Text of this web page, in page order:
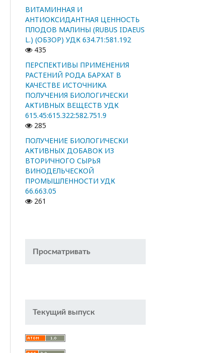
ВИТАМИННАЯ И
АНТИОКСИДАНТНАЯ ЦЕННОСТЬ
ПЛОДОВ МАЛИНЫ (RUBUS IDAEUS
L.) (ОБЗОР) УДК 634.71:581.192
435
ПЕРСПЕКТИВЫ ПРИМЕНЕНИЯ
РАСТЕНИЙ РОДА БАРХАТ В
КАЧЕСТВЕ ИСТОЧНИКА
ПОЛУЧЕНИЯ БИОЛОГИЧЕСКИ
АКТИВНЫХ ВЕЩЕСТВ УДК
615.45:615.322:582.751.9
285
ПОЛУЧЕНИЕ БИОЛОГИЧЕСКИ
АКТИВНЫХ ДОБАВОК ИЗ
ВТОРИЧНОГО СЫРЬЯ
ВИНОДЕЛЬЧЕСКОЙ
ПРОМЫШЛЕННОСТИ УДК
66.663.05
261
Просматривать
Текущий выпуск